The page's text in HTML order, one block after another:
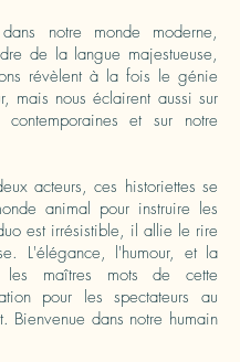
dans notre monde moderne,
de la langue majestueuse,
révèlent à la fois le génie
mais nous éclairent aussi sur
contemporaines et sur notre
acteurs, ces historiettes se
animal pour instruire les
est irrésistible, il allie le rire
L'élégance, l'humour, et la
les maîtres mots de cette
pour les spectateurs au
Bienvenue dans notre humain